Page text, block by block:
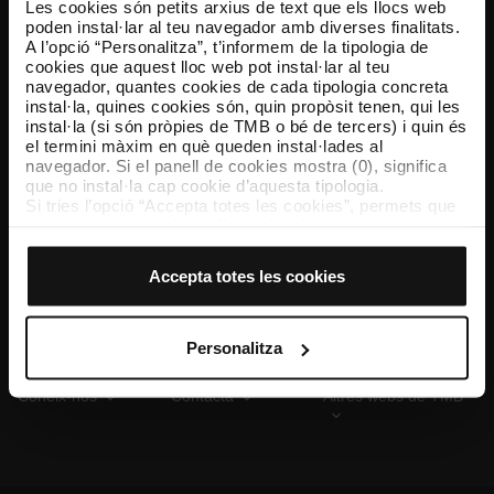
Les cookies són petits arxius de text que els llocs web
poden instal·lar al teu navegador amb diverses finalitats.
A l’opció “Personalitza”, t’informem de la tipologia de
cookies que aquest lloc web pot instal·lar al teu
navegador, quantes cookies de cada tipologia concreta
instal·la, quines cookies són, quin propòsit tenen, qui les
instal·la (si són pròpies de TMB o bé de tercers) i quin és
el termini màxim en què queden instal·lades al
navegador. Si el panell de cookies mostra (0), significa
que no instal·la cap cookie d’aquesta tipologia.
Si tries l’opció “Accepta totes les cookies”, permets que
El selector que es troba a la dreta de cada tipologia de
cookies d’aquella classe.
Un cop hagis marcat les teves preferències, has de fer
clic sobre “Selecciona i configura”. Així, s’instal·laran
només les cookies de la tipologia que hagis seleccionat
personalització, perquè permeten recordar les teves
opcions de navegació (com ara l’idioma) i milloren la teva
Accepta totes les cookies
Personalitza
TMB App
Descarrega’t TMB App i compra els teus bitllets
App Store Google Play
Coneix-nos Contacta Altres webs de TMB